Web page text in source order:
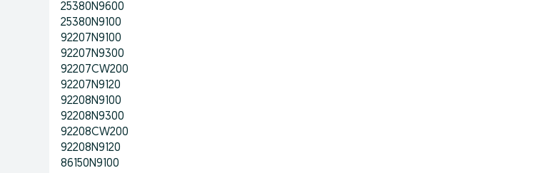
25380N9600
25380N9100
92207N9100
92207N9300
92207CW200
92207N9120
92208N9100
92208N9300
92208CW200
92208N9120
86150N9100